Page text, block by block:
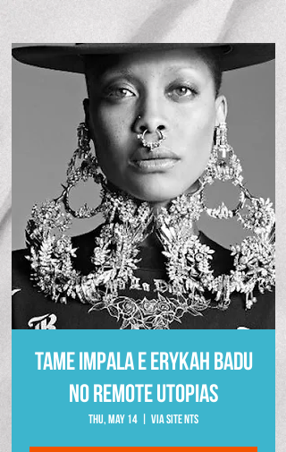
Tame Impala e Erykah Badu
no Remote Utopias
Thu, May 14 Via Site NTS